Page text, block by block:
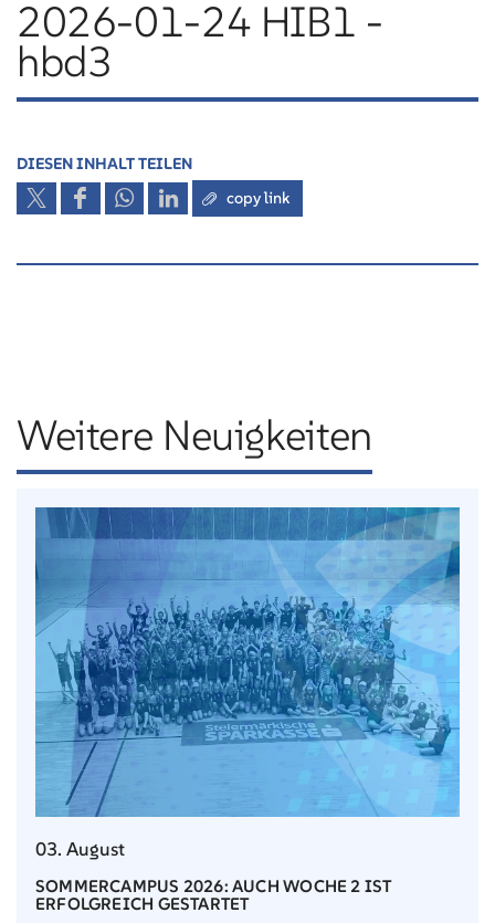
2026-01-24 HIB1 -
hbd3
DIESEN INHALT TEILEN
copy link
Weitere Neuigkeiten
03. August
SOMMERCAMPUS 2026: AUCH WOCHE 2 IST
ERFOLGREICH GESTARTET